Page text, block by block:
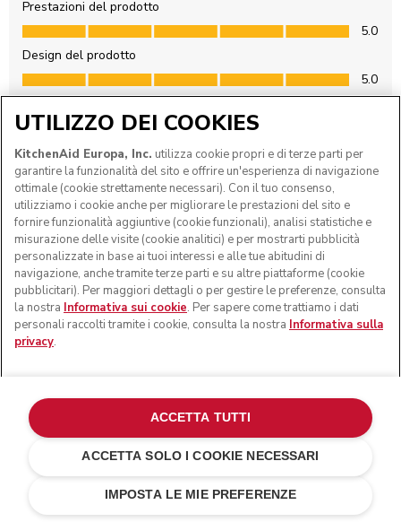
Risparmi sui costi€ 29,75
INVIAMI UN'E-MAIL QUANDO È
DISPONIBILE
UTILIZZO DEI COOKIES
KitchenAid Europa, Inc. utilizza cookie propri e di terze parti per
garantire la funzionalità del sito e offrire un'esperienza di navigazione
ottimale (cookie strettamente necessari). Con il tuo consenso,
utilizziamo i cookie anche per migliorare le prestazioni del sito e
fornire funzionalità aggiuntive (cookie funzionali), analisi statistiche e
misurazione delle visite (cookie analitici) e per mostrarti pubblicità
personalizzate in base ai tuoi interessi e alle tue abitudini di
navigazione, anche tramite terze parti e su altre piattaforme (cookie
pubblicitari). Per maggiori dettagli o per gestire le preferenze, consulta
la nostra Informativa sui cookie. Per sapere come trattiamo i dati
personali raccolti tramite i cookie, consulta la nostra Informativa sulla
privacy.
IMPOSTA LE MIE PREFERENZE
ACCETTA SOLO I COOKIE NECESSARI
ACCETTA TUTTI